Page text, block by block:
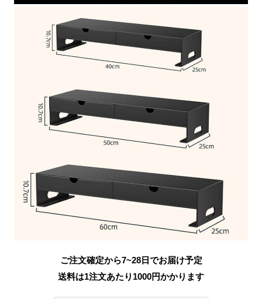
ご注文確定から7~28日でお届け予定
送料は1注文あたり 1000円かかります